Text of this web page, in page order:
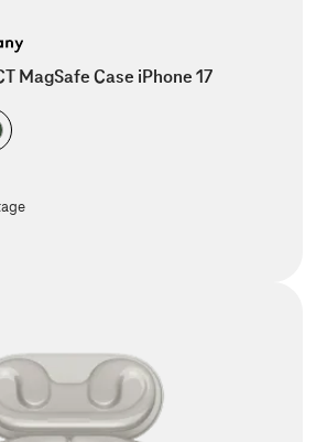
MagSafe Case iPhone 17